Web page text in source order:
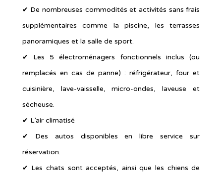
✔︎ De nombreuses commodités et activités sans frais
supplémentaires comme la piscine, les terrasses
panoramiques et la salle de sport.
✔︎ Les 5 électroménagers fonctionnels inclus (ou
remplacés en cas de panne) : réfrigérateur, four et
cuisinière, lave-vaisselle, micro-ondes, laveuse et
sécheuse.
✔︎ L’air climatisé
✔︎ Des autos disponibles en libre service sur
réservation.
✔︎ Les chats sont acceptés, ainsi que les chiens de